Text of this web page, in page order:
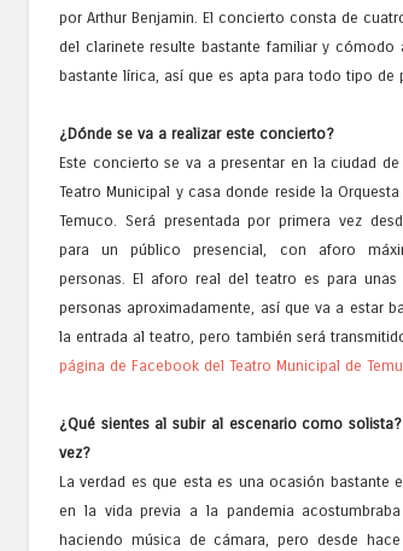
por Arthur Benjamin. El concierto consta de
del clarinete resulte bastante familiar y
bastante lírica, así que es apta para todo tipo de
¿Dónde se va a realizar este concierto?
Este concierto se va a presentar en la ciudad de
Teatro Municipal y casa donde reside la
Temuco. Será presentada por primera vez
para un público presencial, con aforo
personas. El aforo real del teatro es para unas
personas aproximadamente, así que va a estar
la entrada al teatro, pero también será
página de Facebook del Teatro Municipal de
¿Qué sientes al subir al escenario como
vez?
La verdad es que esta es una ocasión bastante
en la vida previa a la pandemia
haciendo música de cámara, pero desde